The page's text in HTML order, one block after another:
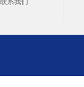
联系我们